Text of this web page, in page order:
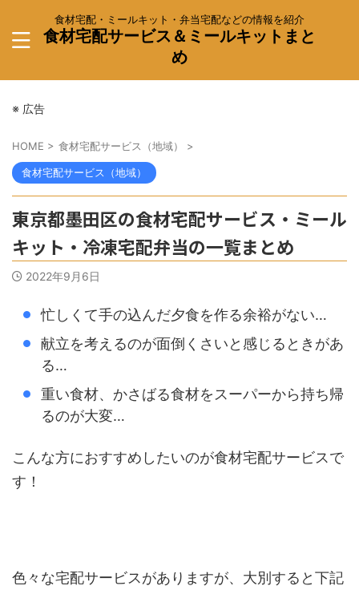
食材宅配・ミールキット・弁当宅配などの情報を紹介
食材宅配サービス＆ミールキットまと
め
※ 広告
HOME > 食材宅配サービス（地域） >
食材宅配サービス（地域）
東京都墨田区の食材宅配サービス・ミール
キット・冷凍宅配弁当の一覧まとめ
2022年9月6日
忙しくて手の込んだ夕食を作る余裕がない…
献立を考えるのが面倒くさいと感じるときがあ
る…
重い食材、かさばる食材をスーパーから持ち帰
るのが大変…
こんな方におすすめしたいのが食材宅配サービスで
す！
色々な宅配サービスがありますが、大別すると下記